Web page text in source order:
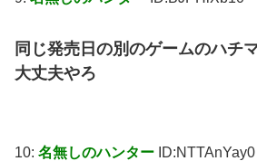
同じ発売日の別のゲームのハチ
大丈夫やろ
10: 名無しのハンター ID:NTTAnYay0